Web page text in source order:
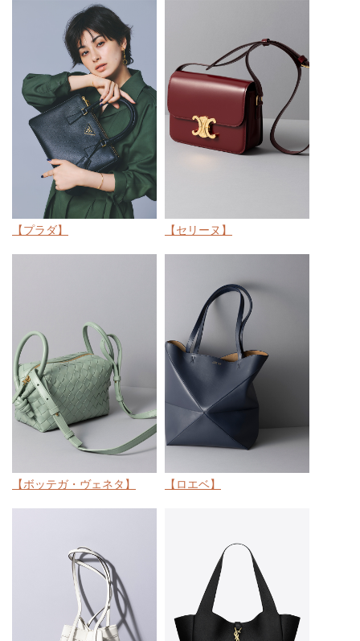
【プラダ】 【セリーヌ】
【ボッテガ・ヴェネタ】 【ロエベ】